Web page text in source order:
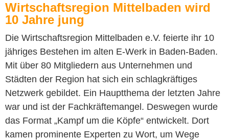
Wirtschaftsregion Mittelbaden wird
10 Jahre jung
Die Wirtschaftsregion Mittelbaden e.V. feierte ihr 10
jähriges Bestehen im alten E-Werk in Baden-Baden.
Mit über 80 Mitgliedern aus Unternehmen und
Städten der Region hat sich ein schlagkräftiges
Netzwerk gebildet. Ein Hauptthema der letzten Jahre
war und ist der Fachkräftemangel. Deswegen wurde
das Format „Kampf um die Köpfe“ entwickelt. Dort
kamen prominente Experten zu Wort, um Wege